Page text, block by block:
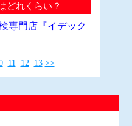
どれくらい？
専門店『イデック
11 12 13 >>